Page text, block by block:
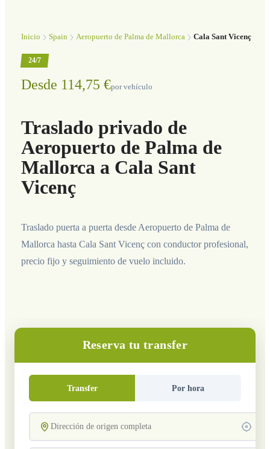
Inicio Spain Aeropuerto de Palma de Mallorca Cala Sant Vicenç
24/7
Desde 114,75 €por vehículo
Traslado privado de
Aeropuerto de Palma de
Mallorca a Cala Sant
Vicenç
Traslado puerta a puerta desde Aeropuerto de Palma de
Mallorca hasta Cala Sant Vicenç con conductor profesional,
precio fijo y seguimiento de vuelo incluido.
Reserva tu transfer
Transfer Por hora